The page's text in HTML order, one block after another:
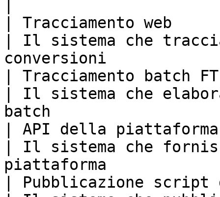
| Tracciamento web
| Il sistema che
conversioni
| Tracciamento batch
| Il sistema che
batch
| API della piattaforma
| Il sistema che
piattaforma
| Pubblicazione script